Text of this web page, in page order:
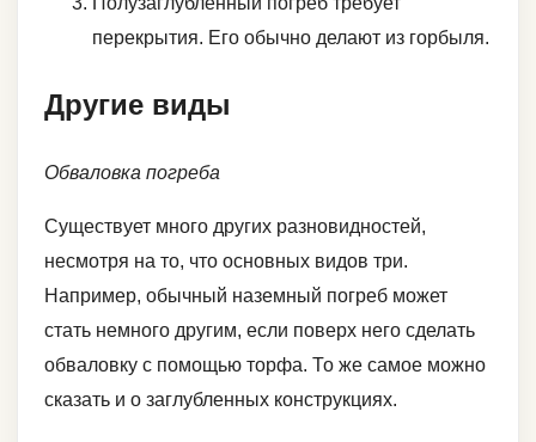
перекрытия. Его обычно делают из горбыля.
Другие виды
Обваловка погреба
Существует много других разновидностей,
несмотря на то, что основных видов три.
Например, обычный наземный погреб может
стать немного другим, если поверх него сделать
обваловку с помощью торфа. То же самое можно
сказать и о заглубленных конструкциях.